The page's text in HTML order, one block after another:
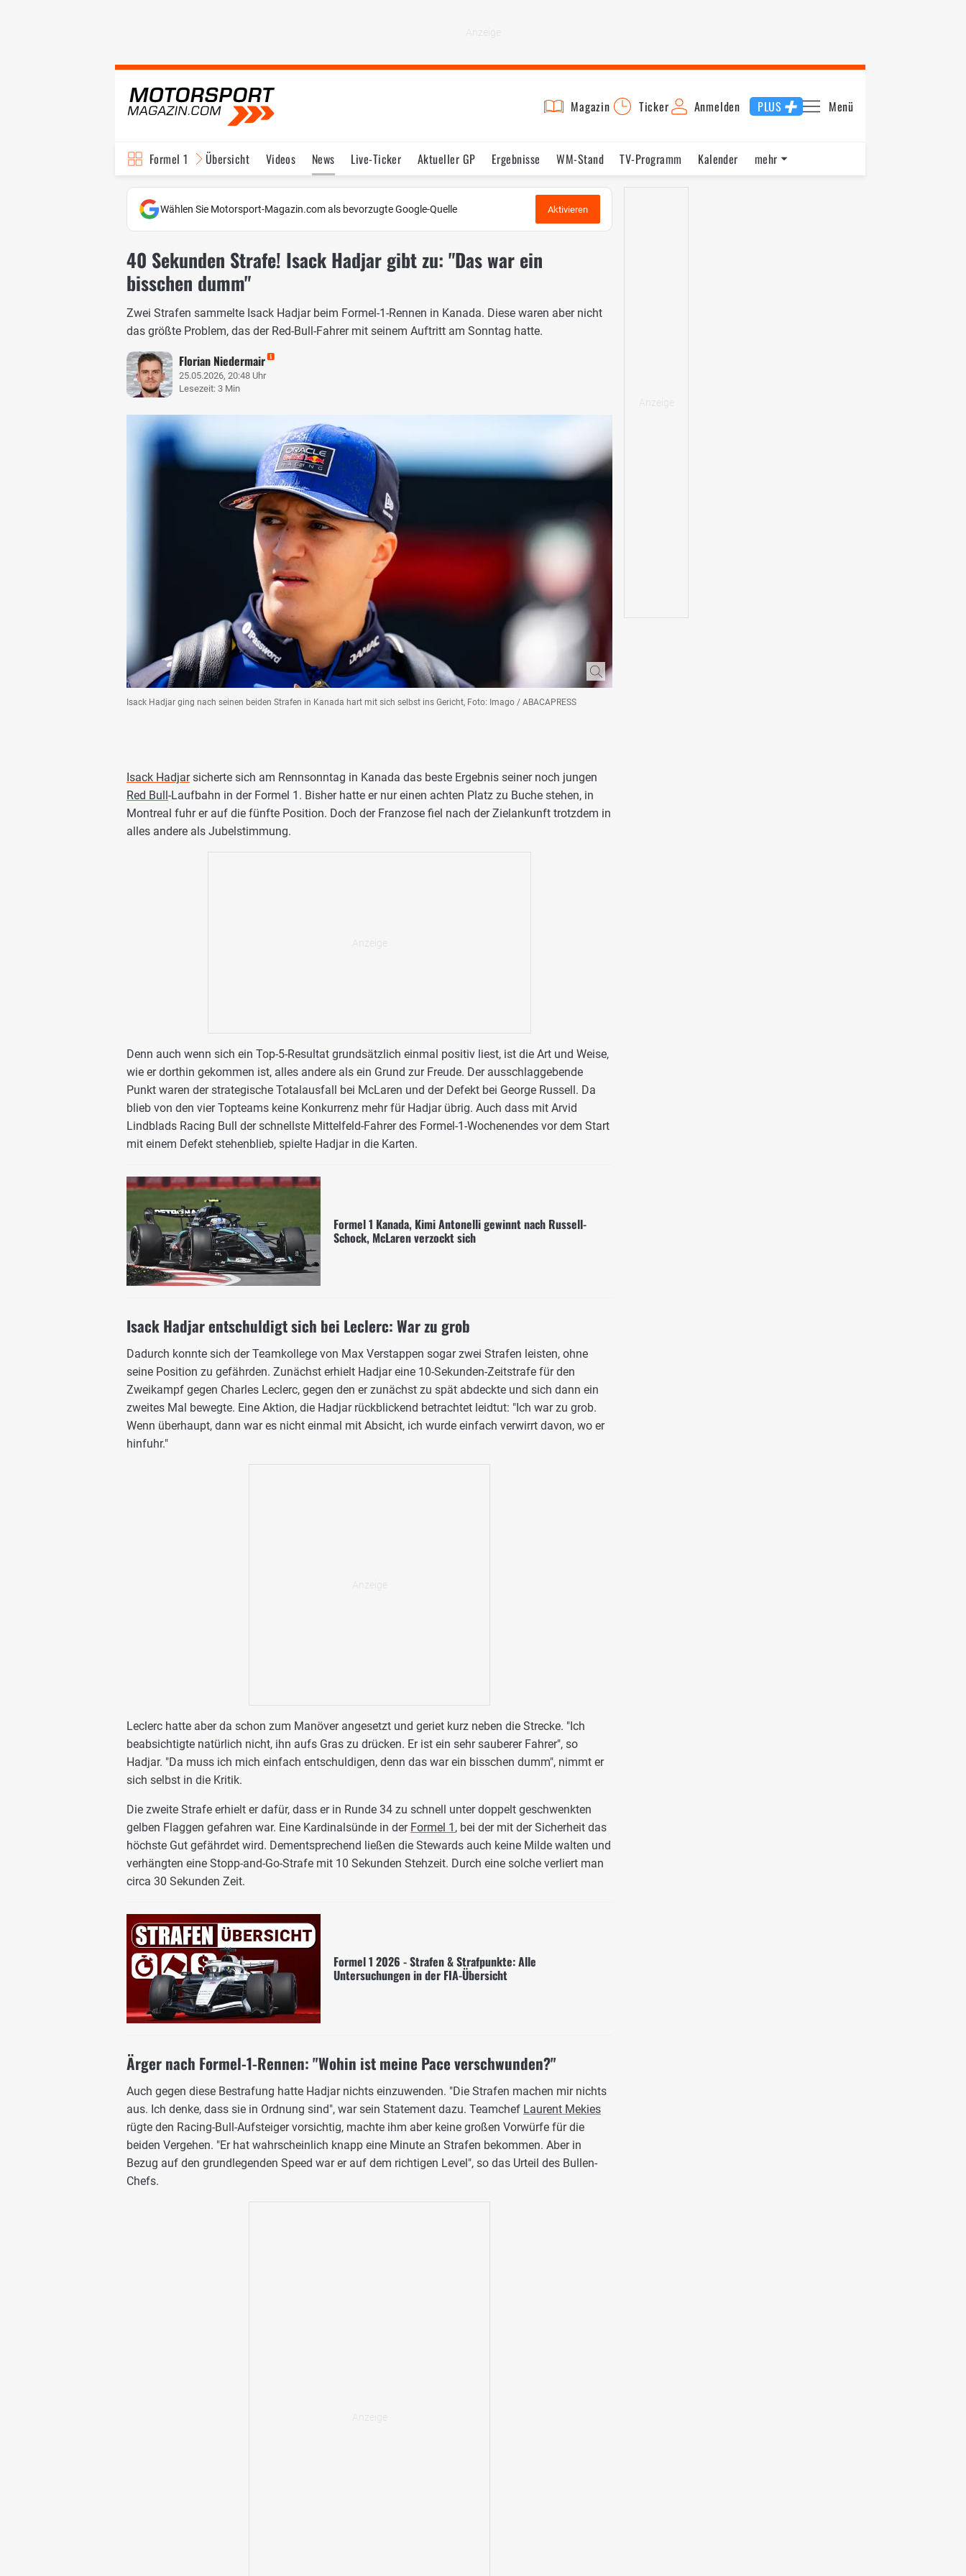
Magazin Ticker Anmelden PLUS Menü
Formel 1 Übersicht Videos News Live-Ticker Aktueller GP Ergebnisse WM-Stand TV-Programm
Kalender
Fahrer & Teams
Bilder Termine Statistik Testfahrten Reglement Lexikon
mehr
Wählen Sie Motorsport-Magazin.com als bevorzugte Google-Quelle Aktivieren
40 Sekunden Strafe! Isack Hadjar gibt zu: "Das war ein
bisschen dumm"
Zwei Strafen sammelte Isack Hadjar beim Formel-1-Rennen in Kanada. Diese waren aber nicht
das größte Problem, das der Red-Bull-Fahrer mit seinem Auftritt am Sonntag hatte.
Florian Niedermair
25.05.2026, 20:48 Uhr
Lesezeit: 3 Min
Isack Hadjar ging nach seinen beiden Strafen in Kanada hart mit sich selbst ins Gericht, Foto: Imago / ABACAPRESS
Isack Hadjarsicherte sich am Rennsonntag in Kanada das beste Ergebnis seiner noch jungen
Red Bull-Laufbahn in der Formel 1. Bisher hatte er nur einen achten Platz zu Buche stehen, in
Montreal fuhr er auf die fünfte Position. Doch der Franzose fiel nach der Zielankunft trotzdem in
alles andere als Jubelstimmung.
Denn auch wenn sich ein Top-5-Resultat grundsätzlich einmal positiv liest, ist die Art und Weise,
wie er dorthin gekommen ist, alles andere als ein Grund zur Freude. Der ausschlaggebende
Punkt waren der strategische Totalausfall bei McLaren und der Defekt bei George Russell. Da
blieb von den vier Topteams keine Konkurrenz mehr für Hadjar übrig. Auch dass mit Arvid
Lindblads Racing Bull der schnellste Mittelfeld-Fahrer des Formel-1-Wochenendes vor dem Start
mit einem Defekt stehenblieb, spielte Hadjar in die Karten.
Formel 1 Kanada, Kimi Antonelli gewinnt nach Russell-
Schock, McLaren verzockt sich
Isack Hadjar entschuldigt sich bei Leclerc: War zu grob
Dadurch konnte sich der Teamkollege von Max Verstappen sogar zwei Strafen leisten, ohne
seine Position zu gefährden. Zunächst erhielt Hadjar eine 10-Sekunden-Zeitstrafe für den
Zweikampf gegen Charles Leclerc, gegen den er zunächst zu spät abdeckte und sich dann ein
zweites Mal bewegte. Eine Aktion, die Hadjar rückblickend betrachtet leidtut: "Ich war zu grob.
Wenn überhaupt, dann war es nicht einmal mit Absicht, ich wurde einfach verwirrt davon, wo er
hinfuhr."
Leclerc hatte aber da schon zum Manöver angesetzt und geriet kurz neben die Strecke. "Ich
beabsichtigte natürlich nicht, ihn aufs Gras zu drücken. Er ist ein sehr sauberer Fahrer", so
Hadjar. "Da muss ich mich einfach entschuldigen, denn das war ein bisschen dumm", nimmt er
sich selbst in die Kritik.
Die zweite Strafe erhielt er dafür, dass er in Runde 34 zu schnell unter doppelt geschwenkten
gelben Flaggen gefahren war. Eine Kardinalsünde in der Formel 1 , bei der mit der Sicherheit das
höchste Gut gefährdet wird. Dementsprechend ließen die Stewards auch keine Milde walten und
verhängten eine Stopp-and-Go-Strafe mit 10 Sekunden Stehzeit. Durch eine solche verliert man
circa 30 Sekunden Zeit.
Formel 1 2026 - Strafen & Strafpunkte: Alle
Untersuchungen in der FIA-Übersicht
Ärger nach Formel-1-Rennen: "Wohin ist meine Pace verschwunden?"
Auch gegen diese Bestrafung hatte Hadjar nichts einzuwenden. "Die Strafen machen mir nichts
aus. Ich denke, dass sie in Ordnung sind", war sein Statement dazu. Teamchef Laurent Mekies
rügte den Racing-Bull-Aufsteiger vorsichtig, machte ihm aber keine großen Vorwürfe für die
beiden Vergehen. "Er hat wahrscheinlich knapp eine Minute an Strafen bekommen. Aber in
Bezug auf den grundlegenden Speed war er auf dem richtigen Level", so das Urteil des Bullen-
Chefs.